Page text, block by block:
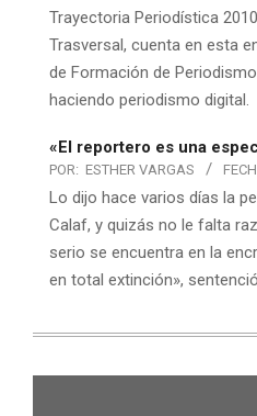
Trayectoria Periodística
Trasversal, cuenta en esta
de Formación de
haciendo periodismo digital.
«El reportero es una
POR: ESTHER VARGAS
Lo dijo hace varios días la
Calaf, y quizás no le falta
serio se encuentra en la
en total extinción»,